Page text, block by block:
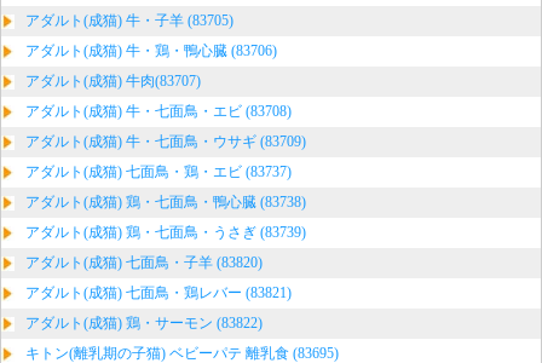
アダルト(成猫) 牛・子羊 (83705)
アダルト(成猫) 牛・鶏・鴨心臓 (83706)
アダルト(成猫) 牛肉(83707)
アダルト(成猫) 牛・七面鳥・エビ (83708)
アダルト(成猫) 牛・七面鳥・ウサギ (83709)
アダルト(成猫) 七面鳥・鶏・エビ (83737)
アダルト(成猫) 鶏・七面鳥・鴨心臓 (83738)
アダルト(成猫) 鶏・七面鳥・うさぎ (83739)
アダルト(成猫) 七面鳥・子羊 (83820)
アダルト(成猫) 七面鳥・鶏レバー (83821)
アダルト(成猫) 鶏・サーモン (83822)
キトン(離乳期の子猫) ベビーパテ 離乳食 (83695)